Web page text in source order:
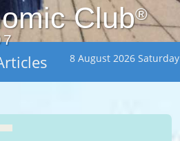
Club®
8 August 2026 Saturday